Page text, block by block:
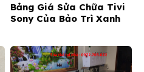
Bảng Giá Sửa Chữa Tivi
Sony Của Bảo Trì Xanh